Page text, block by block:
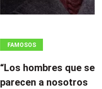
FAMOSOS
“Los hombres que se
parecen a nosotros